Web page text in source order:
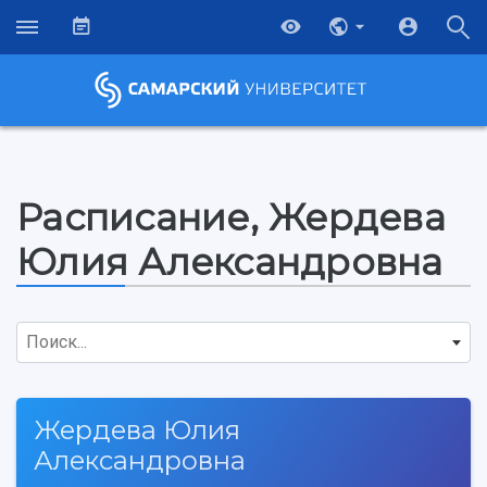
НАЗАД
Расписание, Жердева
Юлия Александровна
Поиск...
Жердева Юлия
Александровна